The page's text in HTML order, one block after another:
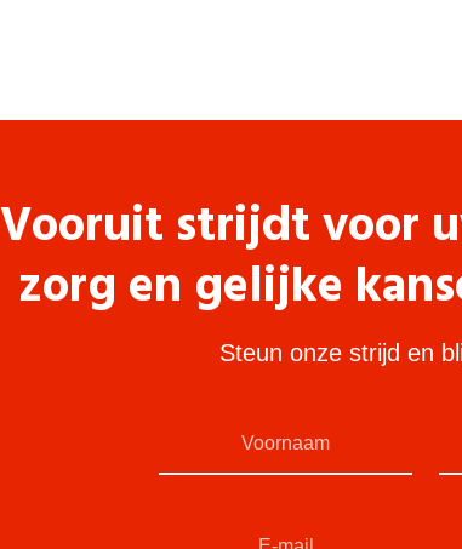
Vooruit strijdt voor
zorg en gelijke
Steun onze strijd en